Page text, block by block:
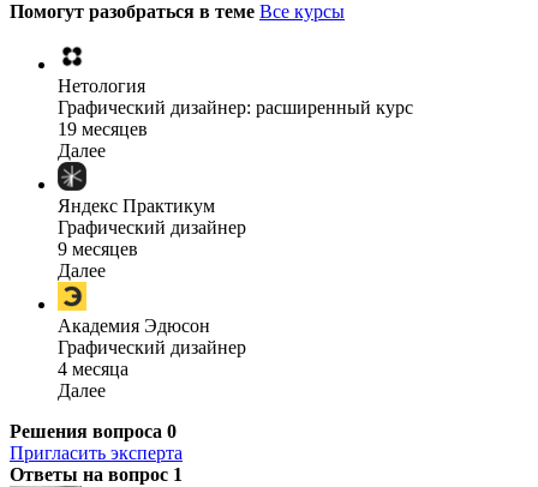
Помогут разобраться в теме Все курсы
Нетология
Графический дизайнер: расширенный курс
19 месяцев
Далее
Яндекс Практикум
Графический дизайнер
9 месяцев
Далее
Академия Эдюсон
Графический дизайнер
4 месяца
Далее
Решения вопроса 0
Пригласить эксперта
Ответы на вопрос 1